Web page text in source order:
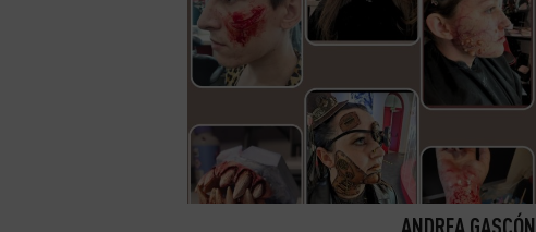
ANDREA GASCÓN